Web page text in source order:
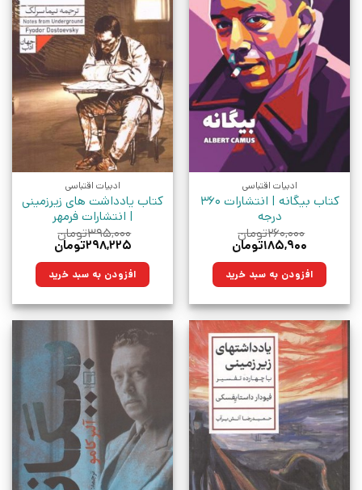
ادبیات اقتباسی
کتاب بیگانه | انتشارات 360
درجه
۲۶۰,۰۰۰تومان
قیمت
۲۶۰,۰۰۰تومان
بود.
۱۸۵,۹۰۰تومان
۱۸۵,۹۰۰تومان.افزودن به سبد خرید
ادبیات اقتباسی
کتاب یادداشت های زیرزمینی
| انتشارات فرمهر
۳۹۵,۰۰۰تومان
قیمت
۳۹۵,۰۰۰تومان
بود.
۲۹۸,۲۲۵تومان
۲۹۸,۲۲۵تومان.افزودن به سبد خرید